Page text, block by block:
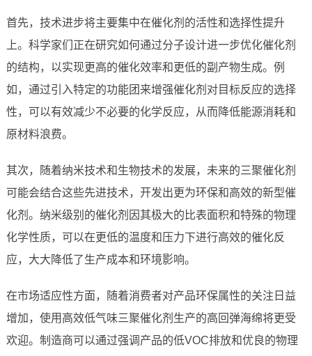
首先，技术进步将主要集中在催化剂的活性和选择性提升
上。科学家们正在研究如何通过分子设计进一步优化催化剂
的结构，以实现更高的催化效率和更低的副产物生成。例
如，通过引入特定的功能团来增强催化剂对目标反应的选择
性，可以有效减少不必要的化学反应，从而降低能源消耗和
原材料浪费。
其次，随着纳米技术和生物技术的发展，未来的三聚催化剂
可能会结合这些先进技术，开发出更为环保和高效的新型催
化剂。纳米级别的催化剂因其极大的比表面积和特殊的物理
化学性质，可以在更低的温度和压力下进行高效的催化反
应，大大降低了生产成本和环境影响。
在市场适应性方面，随着消费者对产品环保属性的关注日益
增加，使用高效低气味三聚催化剂生产的高回弹海绵将更受
欢迎。制造商可以通过强调产品的低VOC排放和优良的物理